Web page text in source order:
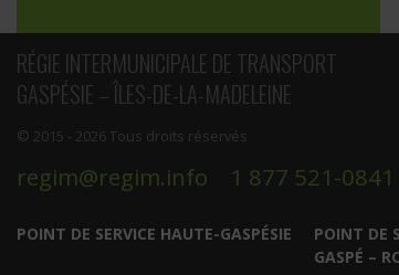
RÉGIE INTERMUNICIPALE DE TRANSPORT
GASPÉSIE – ÎLES-DE-LA-MADELEINE
© 2015 - 2026 Tous droits réservés
regim@regim.info 1 877 521-0841
POINT DE SERVICE HAUTE-GASPÉSIE
POINT DE
GASPÉ –